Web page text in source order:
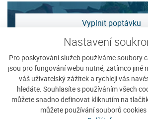
Nastavení
Pro poskytování služeb používáme soubory
jsou pro fungování webu nutné, zatímco jiné
váš uživatelský zážitek a rychleji vás
hledáte. Souhlasíte s používáním všech
můžete snadno definovat kliknutím na
můžete používání souborů cookies
Vyplnit poptávku
Zobrazit nabídku
Tip na ubytování